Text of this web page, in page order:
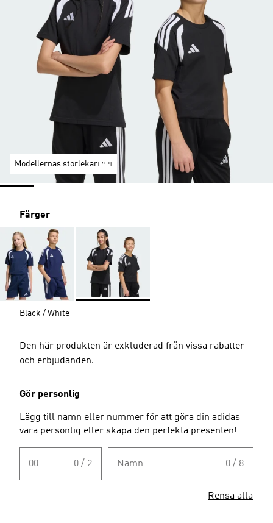
Modellernas storlekar
Färger
Black / White
Den här produkten är exkluderad från vissa rabatter
och erbjudanden.
Gör personlig
Lägg till namn eller nummer för att göra din adidas
vara personlig eller skapa den perfekta presenten!
00 0 / 2 Namn 0 / 8
Rensa alla